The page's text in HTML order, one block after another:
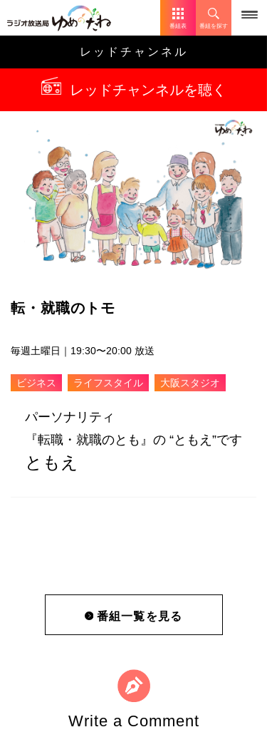
番組表 番組を探す
レッドチャンネル
レッドチャンネルを聴く
転・就職のトモ
毎週土曜日｜19:30〜20:00 放送
ビジネス ライフスタイル 大阪スタジオ
パーソナリティ
『転職・就職のとも』の “ともえ”です
ともえ
番組一覧を見る
Write a Comment